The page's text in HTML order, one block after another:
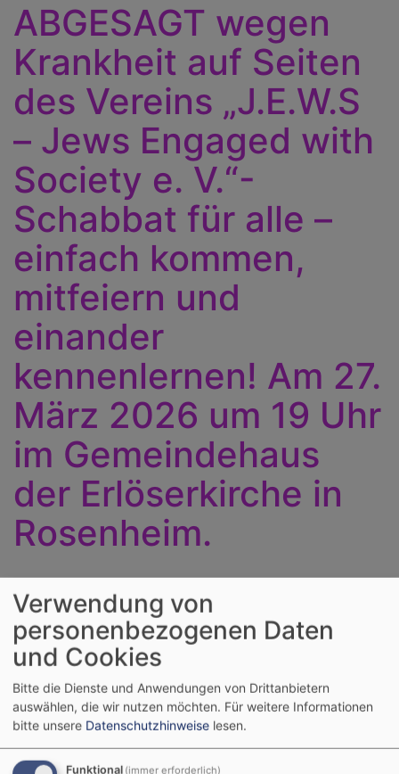
ABGESAGT wegen
Krankheit auf Seiten
des Vereins „J.E.W.S
– Jews Engaged with
Society e. V.“-
Schabbat für alle –
einfach kommen,
mitfeiern und
einander
kennenlernen! Am 27.
März 2026 um 19 Uhr
im Gemeindehaus
der Erlöserkirche in
Rosenheim.
der jüdische
Freitagabend mit
dem
Sonnenuntergang
Verwendung von
personenbezogenen Daten
und Cookies
Bitte die Dienste und Anwendungen von Drittanbietern
auswählen, die wir nutzen möchten. Für weitere Informationen
bitte unsere Datenschutzhinweise lesen.
Funktional (immer erforderlich)